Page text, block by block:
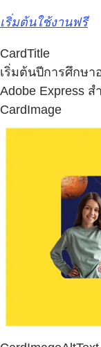
เริ่มต้นใช้งานฟรี
CardTitle
เริ่มต้นปีการศึกษา
Adobe Express
CardImage